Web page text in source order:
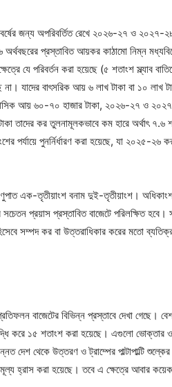
জন্য অপরিবর্তিত রেখে ২০২৬-২৭ ও ২০২৭-
প্রস্তাবিত আয়কর কাঠামো নিম্ন
যে পরিবর্তন করা হয়েছে (৫ শতাংশ স্ল্যাব
না। যাদের বাৎসরিক আয় ৬ লাখ টাকা বা ১০ লাখ
মাসিক আয় ৬০-৭০ হাজার টাকা, ২০২৬-২৭ ও
তাদের কর তুলনামূলকভাবে কম হারে অর্থাৎ ৭.৬
পুনর্নির্ধারণ করা হয়েছে, যা ২০২৫-২৬
এক-তৃতীয়াংশ বনাম দুই-তৃতীয়াংশ। অধিকাংশ
প্রয়াস প্রস্তাবিত বাজেটে পরিলক্ষিত হবে।
সম্পদ কর বা উত্তরাধিকার করের মতো
বাজেটের বিভিন্ন প্রস্তাবে দেখা গেছে।
করে ১৫ শতাংশ করা হয়েছে। এগুলো ভোক্তার
থেকে উত্তরণ ও ট্রাম্পের পাল্টাপাল্টি শুল্কের
হ্রাস করা হয়েছে। তবে এ ক্ষেত্রে আবার